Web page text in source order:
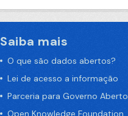
Saiba mais
O que são dados abertos?
Lei de acesso a informação
Parceria para Governo Aberto
Open Knowledge Foundation